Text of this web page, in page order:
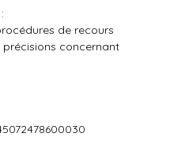
de recours
concernant